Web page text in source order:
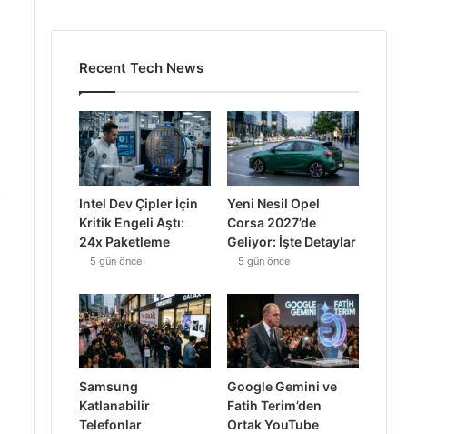
Recent Tech News
Intel Dev Çipler İçin
Kritik Engeli Aştı:
24x Paketleme
5 gün önce
Yeni Nesil Opel
Corsa 2027’de
Geliyor: İşte Detaylar
5 gün önce
Samsung
Katlanabilir
Telefonlar
Google Gemini ve
Fatih Terim’den
Ortak YouTube